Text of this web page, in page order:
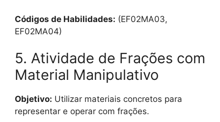
Códigos de Habilidades: (EF02MA03,
EF02MA04)
5. Atividade de Frações com
Material Manipulativo
Objetivo: Utilizar materiais concretos para
representar e operar com frações.